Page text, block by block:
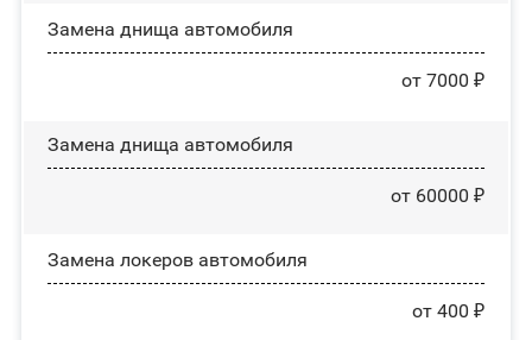
Замена днища автомобиля
от 7000 ₽
Замена днища автомобиля
от 60000 ₽
Замена лoĸepoв автомобиля
от 400 ₽